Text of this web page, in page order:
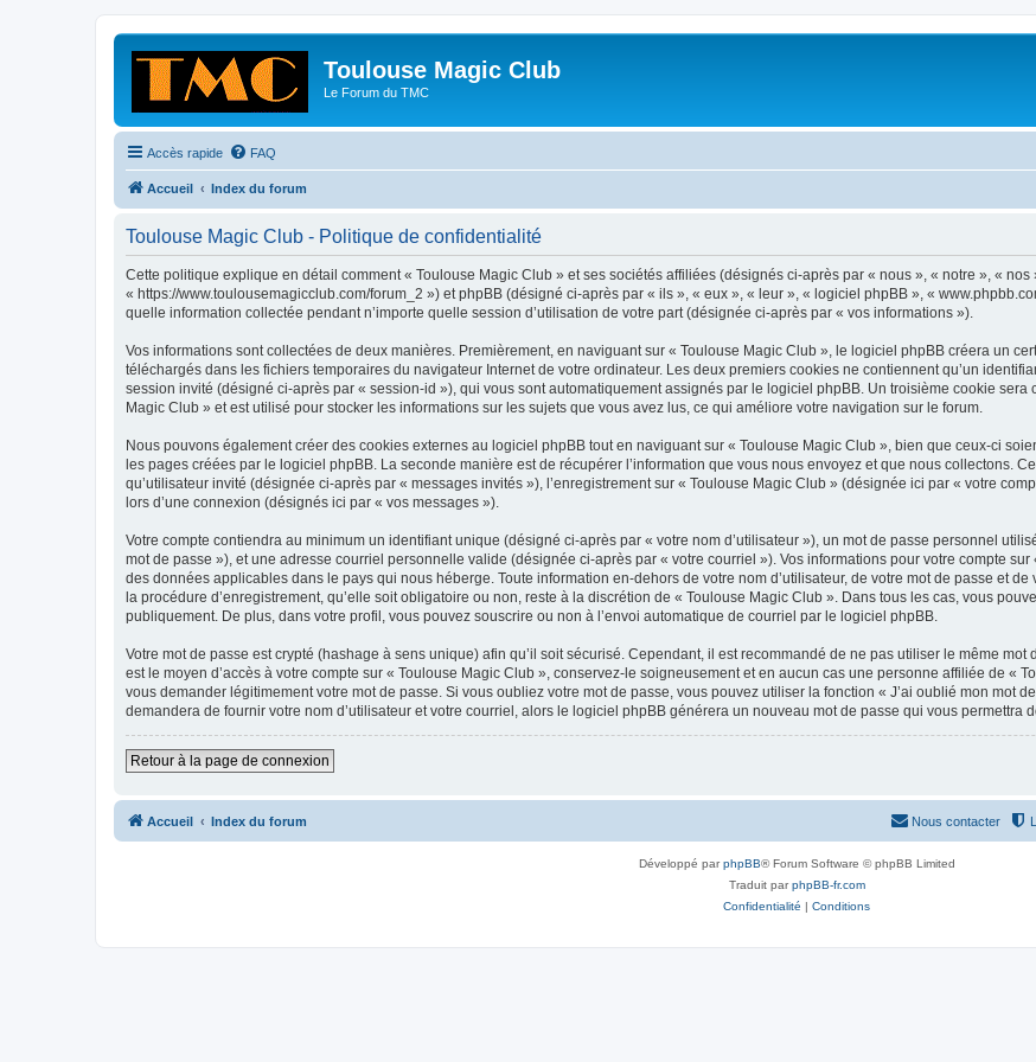
Toulouse Magic Club
Le Forum du TMC
Accès rapide FAQ
Accueil Index du forum
Toulouse Magic Club - Politique de confidentialité
Cette politique explique en détail comment « Toulouse Magic Club » et ses sociétés affiliées (désignés ci-après par « nous », « notre », « nos
« https://www.toulousemagicclub.com/forum_2 ») et phpBB (désigné ci-après par « ils », « eux », « leur », « logiciel phpBB », «
quelle information collectée pendant n’importe quelle session d’utilisation de votre part (désignée ci-après par « vos informations »).
Vos informations sont collectées de deux manières. Premièrement, en naviguant sur « Toulouse Magic Club », le logiciel phpBB créera un
téléchargés dans les fichiers temporaires du navigateur Internet de votre ordinateur. Les deux premiers cookies ne contiennent qu’un
session invité (désigné ci-après par « session-id »), qui vous sont automatiquement assignés par le logiciel phpBB. Un troisième cookie
Magic Club » et est utilisé pour stocker les informations sur les sujets que vous avez lus, ce qui améliore votre navigation sur le forum.
Nous pouvons également créer des cookies externes au logiciel phpBB tout en naviguant sur « Toulouse Magic Club », bien que ceux-ci
les pages créées par le logiciel phpBB. La seconde manière est de récupérer l’information que vous nous envoyez et que nous collectons.
qu’utilisateur invité (désignée ci-après par « messages invités »), l’enregistrement sur « Toulouse Magic Club » (désignée ici par « votre
lors d’une connexion (désignés ici par « vos messages »).
Votre compte contiendra au minimum un identifiant unique (désigné ci-après par « votre nom d’utilisateur »), un mot de passe personnel
mot de passe »), et une adresse courriel personnelle valide (désignée ci-après par « votre courriel »). Vos informations pour votre compte
des données applicables dans le pays qui nous héberge. Toute information en-dehors de votre nom d’utilisateur, de votre mot de passe et
la procédure d’enregistrement, qu’elle soit obligatoire ou non, reste à la discrétion de « Toulouse Magic Club ». Dans tous les cas, vous
publiquement. De plus, dans votre profil, vous pouvez souscrire ou non à l’envoi automatique de courriel par le logiciel phpBB.
Votre mot de passe est crypté (hashage à sens unique) afin qu’il soit sécurisé. Cependant, il est recommandé de ne pas utiliser le même
est le moyen d’accès à votre compte sur « Toulouse Magic Club », conservez-le soigneusement et en aucun cas une personne affiliée de «
vous demander légitimement votre mot de passe. Si vous oubliez votre mot de passe, vous pouvez utiliser la fonction « J’ai oublié mon mot
demandera de fournir votre nom d’utilisateur et votre courriel, alors le logiciel phpBB générera un nouveau mot de passe qui vous permettra
Retour à la page de connexion
Accueil Index du forum Nous contacter
Développé parphpBB® Forum Software © phpBB Limited
Traduit parphpBB-fr.com
Confidentialité | Conditions